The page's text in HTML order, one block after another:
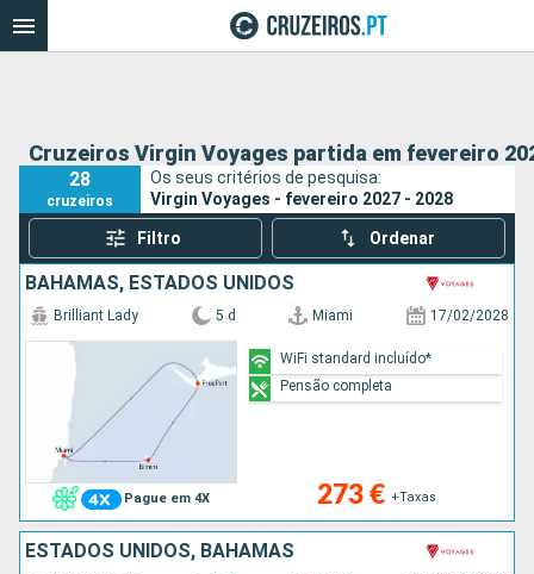
Cruzeiros Virgin Voyages partida em fevereiro
28
cruzeiros
Os seus critérios de pesquisa:
Virgin Voyages - fevereiro 2027 - 2028
Filtro Ordenar
BAHAMAS, ESTADOS UNIDOS
Pague em 4X
Brilliant Lady 5 d Miami 17/02/2028
273 € +Taxas
WiFi standard incluído*
Pensão completa
ESTADOS UNIDOS, BAHAMAS